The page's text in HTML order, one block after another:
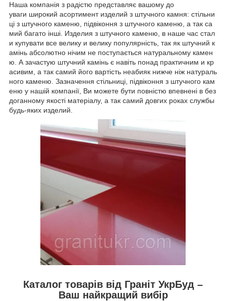
Наша компанія з радістю представляє вашому до
уваги широкий асортимент изделий з штучного камня: стільни
ці з штучного каменю, підвіконня з штучного каменю, а так са
мий багато інші. Изделия з штучного каменю, в наше час стал
и купувати все велику и велику популярність, так як штучний к
амінь абсолютно нічим не поступається натуральному камен
ю. А зачастую штучний камінь є навіть понад практичним и кр
асивим, а так самий його вартість неабияк нижче ніж натураль
ного каменю. Зазначення стільниці, підвіконня з штучного кам
еню у нашій компанії, Ви можете бути повністю впевнені в без
доганному якості матеріалу, а так самий довгих роках службы
будь-яких изделий.
Каталог товарів від Граніт УкрБуд –
Ваш найкращий вибір